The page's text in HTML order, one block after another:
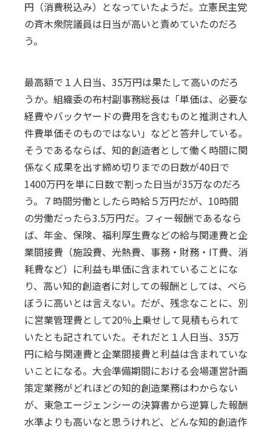
円（消費税込み）となっていたようだ。立憲民主党
の斉木衆院議員は日当が高いと責めていたのだろ
う。
最高額で１人日当、35万円は果たして高いのだろ
うか。組織委の布村副事務総長は「単価は、必要な
経費やバックヤードの費用を含むものと推測され人
件費単価そのものではない」などと答弁している。
そうであるならば、知的創造者として働く時間に関
係なく成果を出す締め切りまでの日数が40日で
1400万円を単に日数で割った日当が35万なのだろ
う。７時間労働としたら時給５万円だが、10時間
の労働だったら3.5万円だ。フィー報酬であるなら
ば、年金、保険、福利厚生費などの給与関連費と企
業間接費（施設費、光熱費、事務・財務・IT費、消
耗費など）に利益も単価に含まれていることにな
り、高い知的創造者に対しての報酬としては、べら
ぼうに高いとは言えない。だが、残念なことに、別
に営業管理費として20％上乗せして見積もられて
いたとも記されていた。それだと１人日当、35万
円に給与関連費と企業間接費と利益は含まれていな
いことになる。大会準備期間における会場運営計画
策定業務がどれほどの知的創造業務はわからない
が、東急エージェンシーの決算書から逆算した報酬
水準よりも高いなと思うけれど、どんな知的創造作